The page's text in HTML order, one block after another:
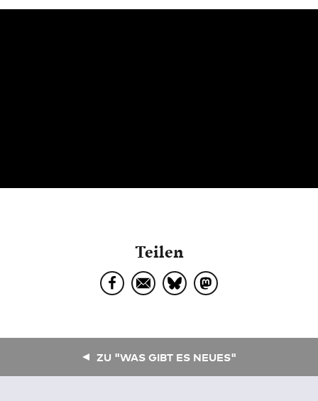
Teilen
ZU "WAS GIBT ES NEUES"